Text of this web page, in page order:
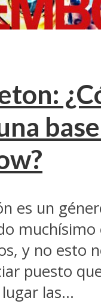
es un
muchísimo
y no esto
puesto
las...